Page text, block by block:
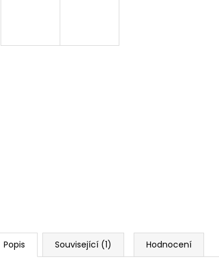
Popis Související (1) Hodnocení